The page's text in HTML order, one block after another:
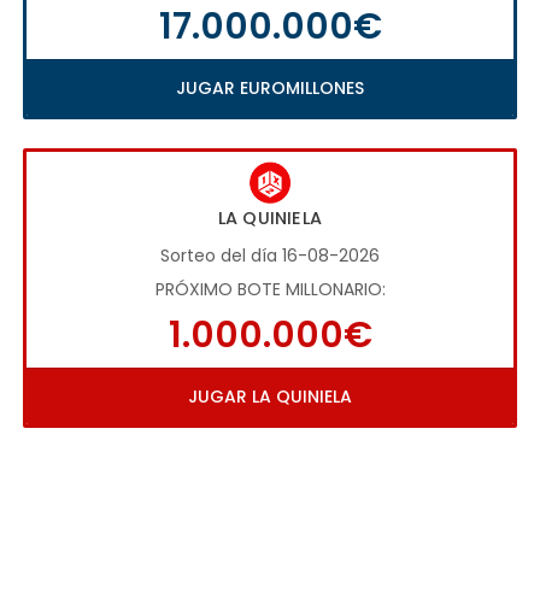
17.000.000€
JUGAR EUROMILLONES
LA QUINIELA
Sorteo del día 16-08-2026
PRÓXIMO BOTE MILLONARIO:
1.000.000€
JUGAR LA QUINIELA